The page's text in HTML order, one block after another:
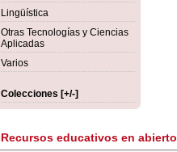
Lingüística
Otras Tecnologías y Ciencias
Aplicadas
Varios
Colecciones [+/-]
Recursos educativos en abierto